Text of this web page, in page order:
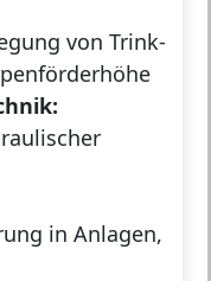
von Trink-
in Anlagen,